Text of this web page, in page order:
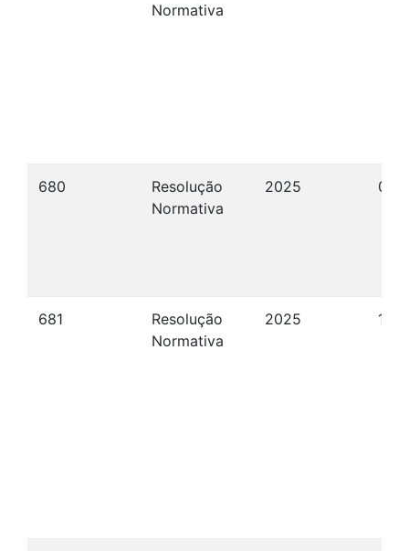
Normativa
680
Resolução
Normativa
2025 03/
681
Resolução
Normativa
2025 17/